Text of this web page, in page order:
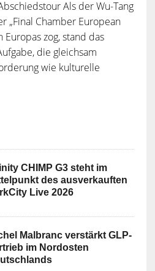
Als der Wu-Tang
„Final Chamber European
zog, stand das
die gleichsam
wie kulturelle
CHIMP G3 steht im
des ausverkauften
Live 2026
Malbranc verstärkt GLP-
im Nordosten